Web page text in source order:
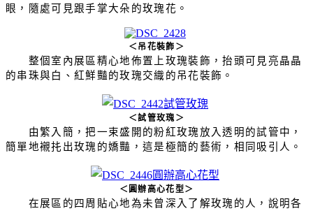
眼，隨處可見跟手掌大朵的玫瑰花。
＜吊花裝飾＞
整個室內展區精心地佈置上玫瑰裝飾，抬頭可見亮晶晶
的串珠與白、紅鮮豔的玫瑰交織的吊花裝飾。
＜試管玫瑰＞
由繁入簡，把一束盛開的粉紅玫瑰放入透明的試管中，
簡單地襯扥出玫瑰的嬌豔，這是極簡的藝術，相同吸引人。
＜圓辦高心花型＞
在展區的四周貼心地為未曾深入了解玫瑰的人，說明各